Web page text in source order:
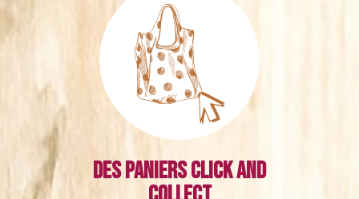
Des paniers click and